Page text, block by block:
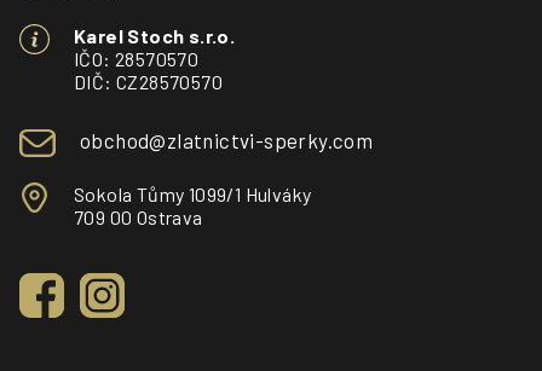
Karel Stoch s.r.o.
IČO: 28570570
DIČ: CZ28570570
obchod@zlatnictvi-sperky.com
Sokola Tůmy 1099/1 Hulváky
709 00 Ostrava